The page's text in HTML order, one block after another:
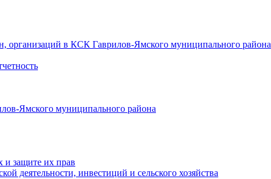
организаций в КСК Гаврилов-Ямского муниципального района
Ямского муниципального района
и защите их прав
деятельности, инвестиций и сельского хозяйства